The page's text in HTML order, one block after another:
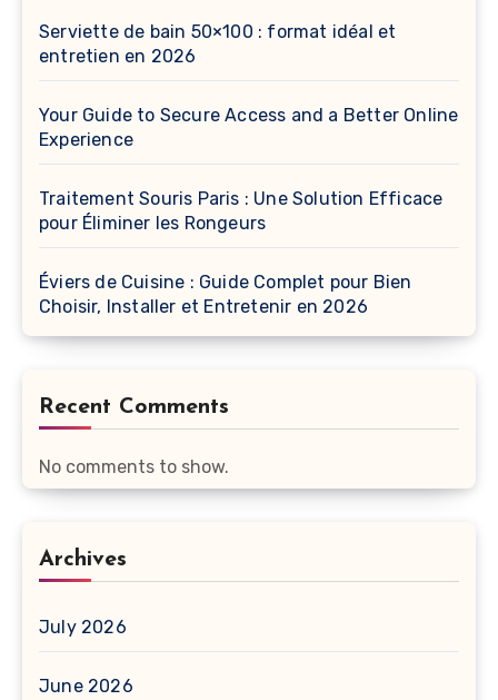
Serviette de bain 50×100 : format idéal et
entretien en 2026
Your Guide to Secure Access and a Better Online
Experience
Traitement Souris Paris : Une Solution Efficace
pour Éliminer les Rongeurs
Éviers de Cuisine : Guide Complet pour Bien
Choisir, Installer et Entretenir en 2026
Recent Comments
No comments to show.
Archives
July 2026
June 2026